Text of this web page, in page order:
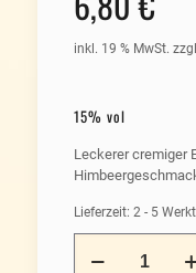
inkl. 19 % MwSt.
15% vol
Leckerer cremiger
Lieferzeit: 2 - 5
Himbeereiertraum